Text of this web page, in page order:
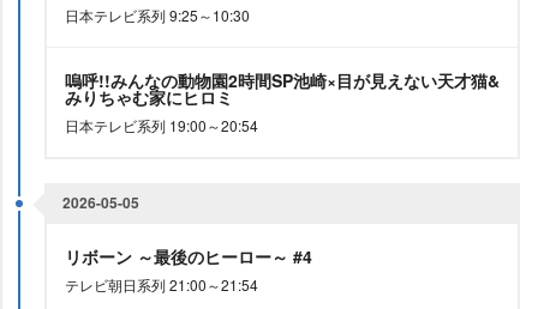
日本テレビ系列 9:25～10:30
嗚呼!!みんなの動物園2時間SP池崎×目が見えない天才猫&
みりちゃむ家にヒロミ
日本テレビ系列 19:00～20:54
2026-05-05
リボーン ～最後のヒーロー～ #4
テレビ朝日系列 21:00～21:54